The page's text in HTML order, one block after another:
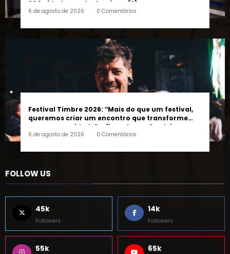
Festival Timbre 2026: “Mais do que um festival,
pessoas e a cidade”, afirma Lucas Cordeiro
6 de agosto de 2026 0 Comentários
Followers Followers
55k
Followers
65k
Followers